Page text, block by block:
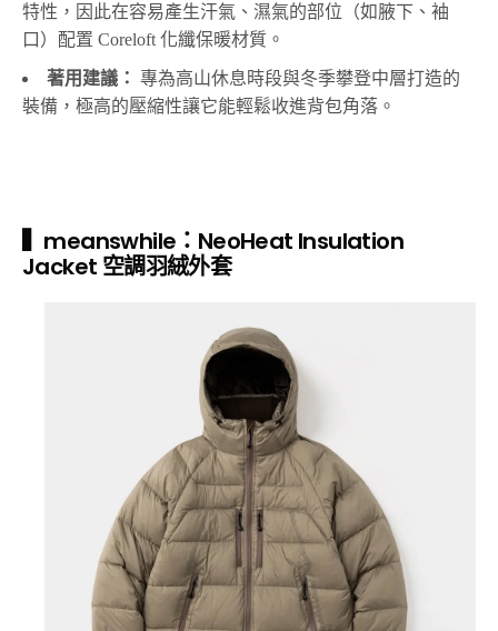
特性，因此在容易產生汗氣、濕氣的部位（如腋下、袖
口）配置 Coreloft 化纖保暖材質。
著用建議： 專為高山休息時段與冬季攀登中層打造的
裝備，極高的壓縮性讓它能輕鬆收進背包角落。
▍meanswhile：NeoHeat Insulation
Jacket 空調羽絨外套